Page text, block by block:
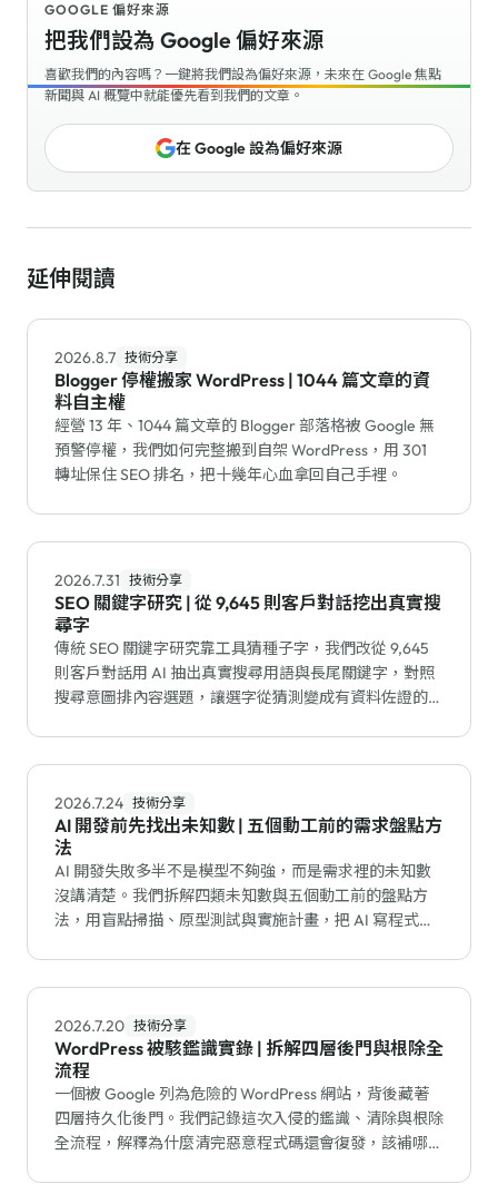
GOOGLE 偏好來源
把我們設為 Google 偏好來源
喜歡我們的內容嗎？一鍵將我們設為偏好來源，未來在 Google 焦點
新聞與 AI 概覽中就能優先看到我們的文章。
在 Google 設為偏好來源
延伸閱讀
2026.8.7 技術分享
Blogger 停權搬家 WordPress | 1044 篇文章的資
料自主權
經營 13 年、1044 篇文章的 Blogger 部落格被 Google 無
預警停權，我們如何完整搬到自架 WordPress，用 301
轉址保住 SEO 排名，把十幾年心血拿回自己手裡。
2026.7.31 技術分享
SEO 關鍵字研究 | 從 9,645 則客戶對話挖出真實搜
尋字
傳統 SEO 關鍵字研究靠工具猜種子字，我們改從 9,645
則客戶對話用 AI 抽出真實搜尋用語與長尾關鍵字，對照
搜尋意圖排內容選題，讓選字從猜測變成有資料佐證的流
2026.7.24 技術分享
AI 開發前先找出未知數 | 五個動工前的需求盤點方
法
AI 開發失敗多半不是模型不夠強，而是需求裡的未知數
沒講清楚。我們拆解四類未知數與五個動工前的盤點方
法，用盲點掃描、原型測試與實施計畫，把 AI 寫程式的
2026.7.20 技術分享
WordPress 被駭鑑識實錄 | 拆解四層後門與根除全
流程
一個被 Google 列為危險的 WordPress 網站，背後藏著
四層持久化後門。我們記錄這次入侵的鑑識、清除與根除
全流程，解釋為什麼清完惡意程式碼還會復發，該補哪個